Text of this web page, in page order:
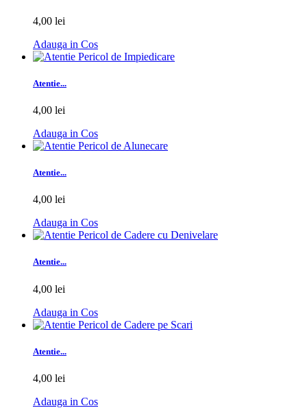
4,00 lei
Adauga in Cos
Atentie...
4,00 lei
Adauga in Cos
Atentie...
4,00 lei
Adauga in Cos
Atentie...
4,00 lei
Adauga in Cos
Atentie...
4,00 lei
Adauga in Cos